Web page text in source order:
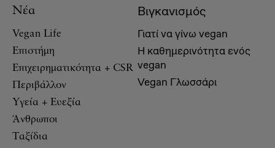
Νέα
Vegan Life
Επιστήμη
Επιχειρηματικότητα + CSR
Περιβάλλον
Υγεία + Ευεξία
Άνθρωποι
Ταξίδια
Βιγκανισμός
Γιατί να γίνω vegan
Η καθημερινότητα ενός
vegan
Vegan Γλωσσάρι